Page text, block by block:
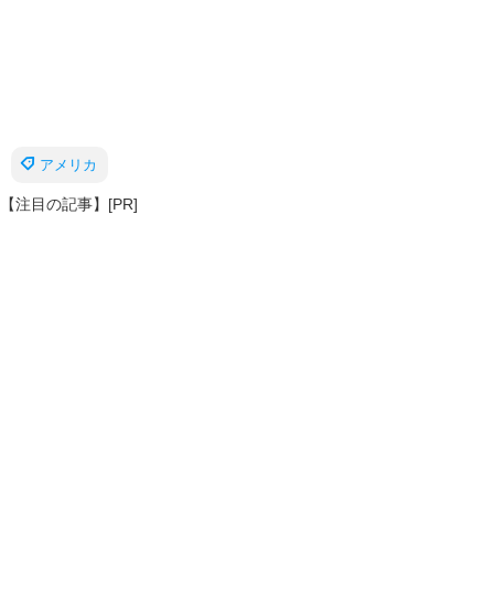
アメリカ
【注目の記事】[PR]